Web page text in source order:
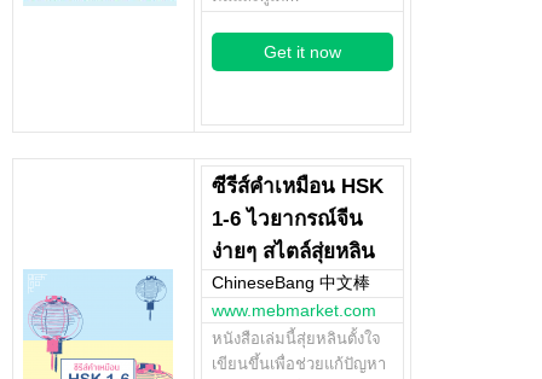
Get it now
ซีรีส์คำเหมือน HSK
1-6 ไวยากรณ์จีน
ง่ายๆ สไตล์สุ่ยหลิน
ChineseBang 中文棒
www.mebmarket.com
หนังสือเล่มนี้สุ่ยหลินตั้งใจ
เขียนขึ้นเพื่อช่วยแก้ปัญหา